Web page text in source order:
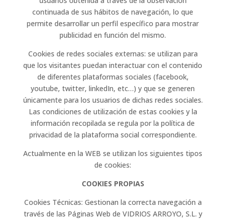
continuada de sus hábitos de navegación, lo que
permite desarrollar un perfil específico para mostrar
publicidad en función del mismo.
Cookies de redes sociales externas: se utilizan para
que los visitantes puedan interactuar con el contenido
de diferentes plataformas sociales (facebook,
youtube, twitter, linkedIn, etc…) y que se generen
únicamente para los usuarios de dichas redes sociales.
Las condiciones de utilización de estas cookies y la
información recopilada se regula por la política de
privacidad de la plataforma social correspondiente.
Actualmente en la WEB se utilizan los siguientes tipos
de cookies:
COOKIES PROPIAS
Cookies Técnicas: Gestionan la correcta navegación a
través de las Páginas Web de VIDRIOS ARROYO, S.L. y